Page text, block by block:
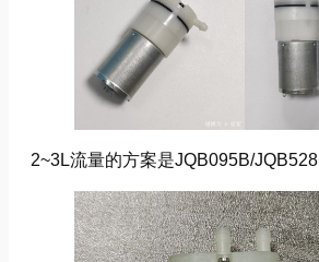
2~3L流量的方案是JQB095B/JQB528